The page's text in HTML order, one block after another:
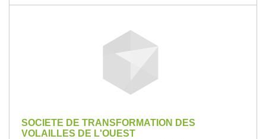
SOCIETE DE TRANSFORMATION DES
VOLAILLES DE L'OUEST